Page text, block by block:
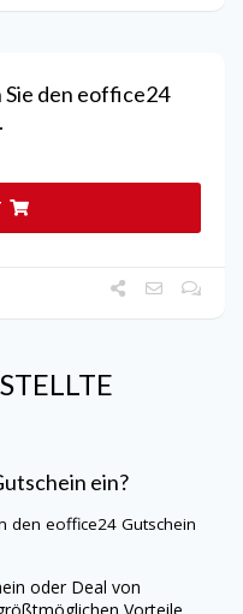
den eoffice24
ein?
den eoffice24 Gutschein
oder Deal von